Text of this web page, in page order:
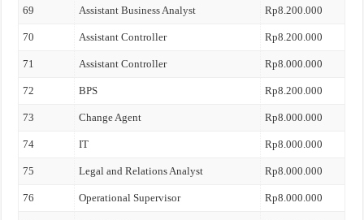
69 Assistant Business Analyst Rp8.200.000
70 Assistant Controller Rp8.200.000
71 Assistant Controller Rp8.000.000
72 BPS Rp8.200.000
73 Change Agent Rp8.000.000
74 IT Rp8.000.000
75 Legal and Relations Analyst Rp8.000.000
76 Operational Supervisor Rp8.000.000